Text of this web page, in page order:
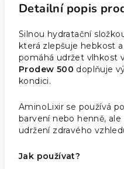
Detailní popis
Silnou hydratační
která zlepšuje hebkost a
pomáhá udržet vlhkost
Prodew 500 doplňuje
kondici.
AminoLixir se používá
barvení nebo henně,
udržení zdravého
Jak používat?